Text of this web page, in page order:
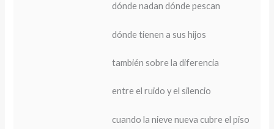
dónde nadan dónde pescan
dónde tienen a sus hijos
también sobre la diferencia
entre el ruido y el silencio
cuando la nieve nueva cubre el piso